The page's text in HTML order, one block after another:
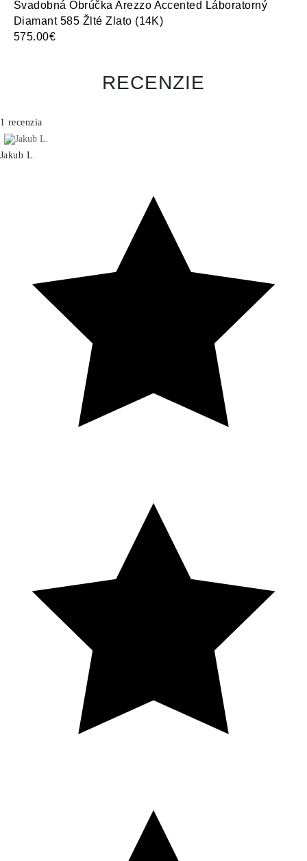
Svadobná Obrúčka Arezzo Accented Láboratorný
Diamant 585 Žlté Zlato (14K)
575.00€
RECENZIE
1 recenzia
Jakub L.